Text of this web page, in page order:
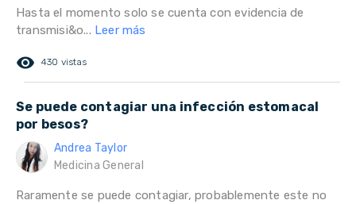
Hasta el momento solo se cuenta con evidencia de
transmisi&o... Leer más
remove_red_eye 430 vistas
Se puede contagiar una infección estomacal
por besos?
Andrea Taylor
Medicina General
Raramente se puede contagiar, probablemente este no